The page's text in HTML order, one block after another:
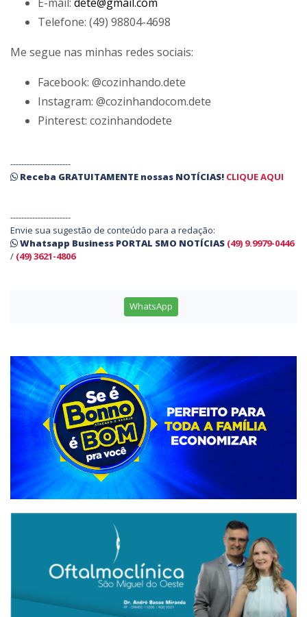
Telefone: (49) 98804-4698
Me segue nas minhas redes sociais:
Facebook: @cozinhando.dete
Instagram: @cozinhandocom.dete
Pinterest: cozinhandodete
----------------------
Receba GRATUITAMENTE nossas NOTÍCIAS! CLIQUE AQUI
----------------------
Envie sua sugestão de conteúdo para a redação:
Whatsapp Business PORTAL SMO NOTÍCIAS (49) 9.9979-0446
/ (49) 3621-4806
WhatsApp